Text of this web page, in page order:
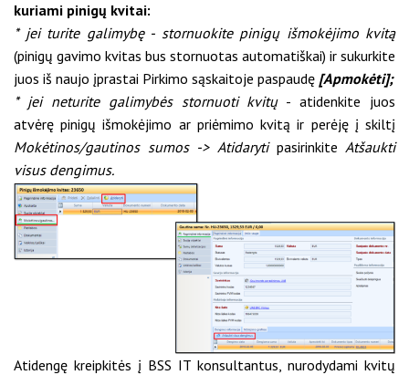
kuriami pinigų kvitai:
* jei turite galimybę - stornuokite pinigų išmokėjimo kvitą
(pinigų gavimo kvitas bus stornuotas automatiškai) ir sukurkite
juos iš naujo įprastai Pirkimo sąskaitoje paspaudę [Apmokėti];
* jei neturite galimybės stornuoti kvitų- atidenkite juos
atvėrę pinigų išmokėjimo ar priėmimo kvitą ir perėję į skiltį
Mokėtinos/gautinos sumos -> Atidaryti pasirinkite Atšaukti
visus dengimus.
Atidengę kreipkitės į BSS IT konsultantus, nurodydami kvitų